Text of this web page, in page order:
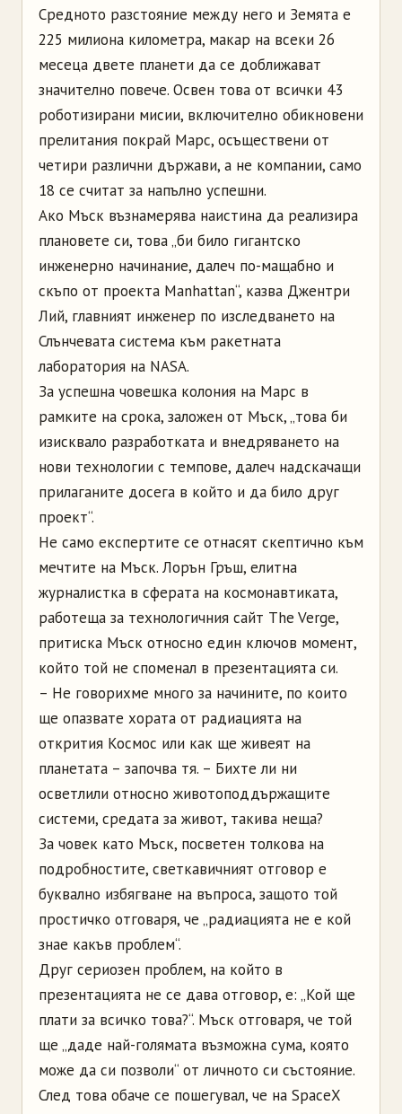
Средното разстояние между него и Земята е
225 милиона километра, макар на всеки 26
месеца двете планети да се доближават
значително повече. Освен това от всички 43
роботизирани мисии, включително обикновени
прелитания покрай Марс, осъществени от
четири различни държави, а не компании, само
18 се считат за напълно успешни.
Ако Мъск възнамерява наистина да реализира
плановете си, това „би било гигантско
инженерно начинание, далеч по-мащабно и
скъпо от проекта Manhattan“, казва Джентри
Лий, главният инженер по изследването на
Слънчевата система към ракетната
лаборатория на NASA.
За успешна човешка колония на Марс в
рамките на срока, заложен от Мъск, „това би
изисквало разработката и внедряването на
нови технологии с темпове, далеч надскачащи
прилаганите досега в който и да било друг
проект“.
Не само експертите се отнасят скептично към
мечтите на Мъск. Лорън Гръш, елитна
журналистка в сферата на космонавтиката,
работеща за технологичния сайт The Verge,
притиска Мъск относно един ключов момент,
който той не споменал в презентацията си.
– Не говорихме много за начините, по които
ще опазвате хората от радиацията на
открития Космос или как ще живеят на
планетата – започва тя. – Бихте ли ни
осветлили относно животоподдържащите
системи, средата за живот, такива неща?
За човек като Мъск, посветен толкова на
подробностите, светкавичният отговор е
буквално избягване на въпроса, защото той
простичко отговаря, че „радиацията не е кой
знае какъв проблем“.
Друг сериозен проблем, на който в
презентацията не се дава отговор, е: „Кой ще
плати за всичко това?“. Мъск отговаря, че той
ще „даде най-голямата възможна сума, която
може да си позволи“ от личното си състояние.
След това обаче се пошегувал, че на SpaceX